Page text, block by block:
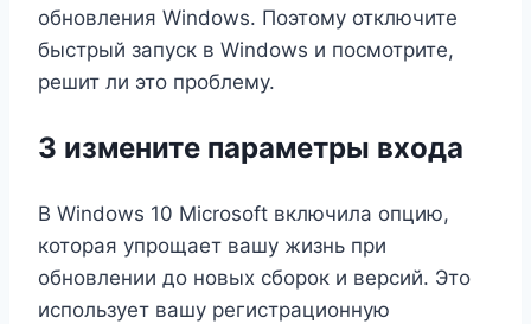
обновления Windows. Поэтому отключите
быстрый запуск в Windows и посмотрите,
решит ли это проблему.
3 измените параметры входа
В Windows 10 Microsoft включила опцию,
которая упрощает вашу жизнь при
обновлении до новых сборок и версий. Это
использует вашу регистрационную